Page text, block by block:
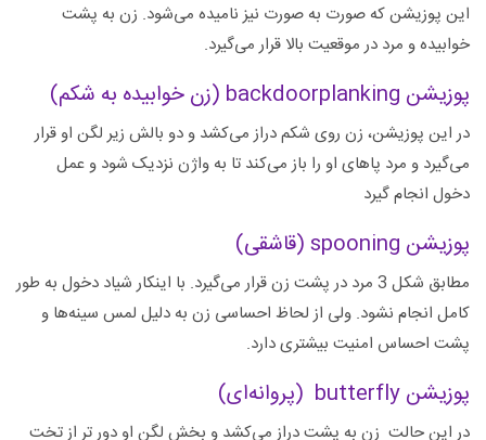
این پوزیشن که صورت به صورت نیز نامیده می‌شود. زن به پشت
خوابیده و مرد در موقعیت بالا قرار می‌گیرد.
پوزیشن backdoorplanking (زن خوابیده به شکم)
در این پوزیشن، زن روی شکم دراز می‌کشد و دو بالش زیر لگن او قرار
می‌گیرد و مرد پاهای او را باز می‌کند تا به واژن نزدیک شود و عمل
دخول انجام گیرد
پوزیشن spooning (قاشقی)
مطابق شکل 3 مرد در پشت زن قرار می‌گیرد. با اینکار شیاد دخول به طور
کامل انجام نشود. ولی از لحاظ احساسی زن به دلیل لمس سینه‌ها و
پشت احساس امنیت بیشتری دارد.
پوزیشن butterfly (پروانه‌ای)
در این حالت زن به پشت دراز می‌کشد و بخش لگن او دور تر از تخت